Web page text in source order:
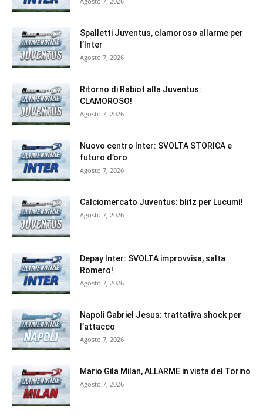
Spalletti Juventus, clamoroso allarme per
l’Inter
Agosto 7, 2026
Ritorno di Rabiot alla Juventus:
CLAMOROSO!
Agosto 7, 2026
Nuovo centro Inter: SVOLTA STORICA e
futuro d’oro
Agosto 7, 2026
Calciomercato Juventus: blitz per Lucumí!
Agosto 7, 2026
Depay Inter: SVOLTA improvvisa, salta
Romero!
Agosto 7, 2026
Napoli Gabriel Jesus: trattativa shock per
l’attacco
Agosto 7, 2026
Mario Gila Milan, ALLARME in vista del Torino
Agosto 7, 2026